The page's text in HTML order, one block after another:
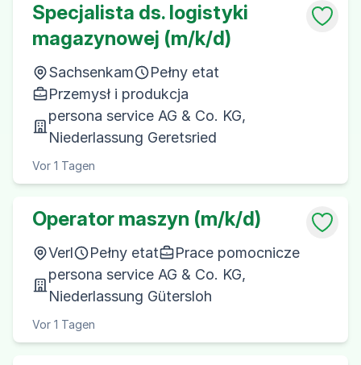
Specjalista ds. logistyki
magazynowej (m/k/d)
Sachsenkam
Pełny etat
Przemysł i produkcja
persona service AG & Co. KG,
Niederlassung Geretsried
Vor 1 Tagen
Operator maszyn (m/k/d)
Verl Pełny etat
Prace pomocnicze
persona service AG & Co. KG,
Niederlassung Gütersloh
Vor 1 Tagen